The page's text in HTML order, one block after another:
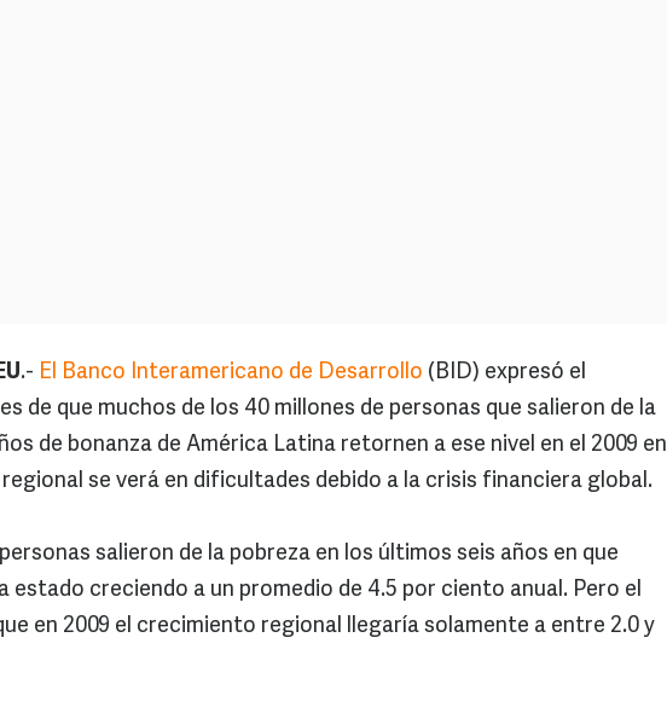
.- El Banco Interamericano de Desarrollo (BID) expresó el
de que muchos de los 40 millones de personas que salieron de la
de bonanza de América Latina retornen a ese nivel en el 2009 en
se verá en dificultades debido a la crisis financiera global.
salieron de la pobreza en los últimos seis años en que
estado creciendo a un promedio de 4.5 por ciento anual. Pero el
en 2009 el crecimiento regional llegaría solamente a entre 2.0 y